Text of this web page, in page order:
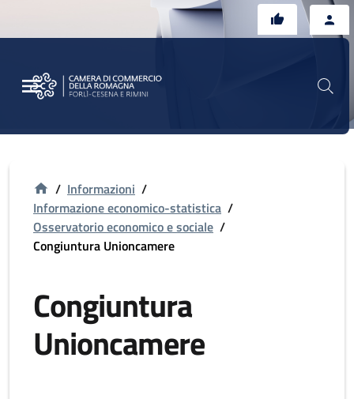
/ Informazioni /
Informazione economico-statistica /
Osservatorio economico e sociale /
Congiuntura Unioncamere
Congiuntura
Unioncamere